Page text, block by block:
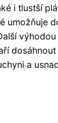
i tlustší
umožňuje
a